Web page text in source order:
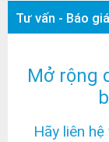
Tư vấn - Báo giá
Mở rộng
Hãy liên